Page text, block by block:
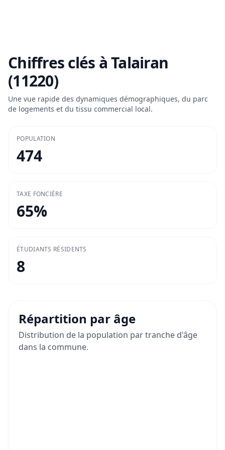
Chiffres clés àTalairan
(11220)
Une vue rapide des dynamiques démographiques, du parc
de logements et du tissu commercial local.
POPULATION
474
TAXE FONCIÈRE
65%
ÉTUDIANTS RÉSIDENTS
8
Répartition par âge
Distribution de la population par tranche d'âge
dans la commune.